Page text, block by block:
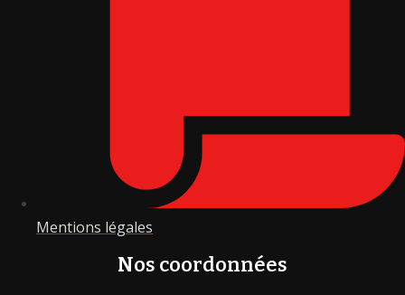
Mentions légales
Nos coordonnées